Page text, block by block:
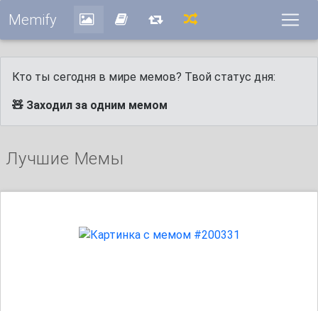
Memify
Кто ты сегодня в мире мемов? Твой статус дня:
🧸 Заходил за одним мемом
Лучшие Мемы